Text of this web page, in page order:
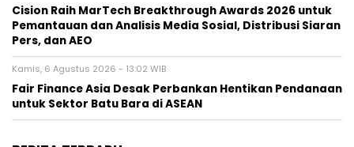
Cision Raih MarTech Breakthrough Awards 2026 untuk
Pemantauan dan Analisis Media Sosial, Distribusi Siaran
Pers, dan AEO
Kamis, 6 Agustus 2026 - 13:02 WIB
Fair Finance Asia Desak Perbankan Hentikan Pendanaan
untuk Sektor Batu Bara di ASEAN